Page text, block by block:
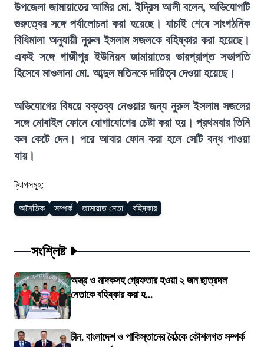
উপজেলা জামায়াতের আমির মো. ইদ্রিস আলী বলেন, অভিযোগটি
গুরুত্বের সঙ্গে পর্যালোচনা করা হয়েছে। যাচাই শেষে সাংগঠনিক
বিধিমালা অনুযায়ী নুরুল ইসলাম সজলকে বহিষ্কার করা হয়েছে।
একই সঙ্গে গাজীপুর ইউনিয়ন জামায়াতের ভারপ্রাপ্ত সভাপতি
হিসেবে মাওলানা মো. আব্দুল মতিনকে দায়িত্ব দেওয়া হয়েছে।
অভিযোগের বিষয়ে বক্তব্য নেওয়ার জন্য নুরুল ইসলাম সজলের
সঙ্গে মোবাইল ফোনে যোগাযোগের চেষ্টা করা হয়। প্রথমবার তিনি
কল কেটে দেন। পরে আবার ফোন করা হলে সেটি বন্ধ পাওয়া
যায়।
ট্যাগসমূহ:
অনৈতিক সম্পর্ক জামায়াত নেতা বহিষ্কার
সংশ্লিষ্ট
অস্ত্র ও মাদকসহ গ্রেফতার হওয়া ২ জন ছাত্রদল
নেতাকে বহিষ্কার করা হ...
চীন, বাংলাদেশ ও পাকিস্তানের বৈঠকে কৌশলগত সম্পর্ক